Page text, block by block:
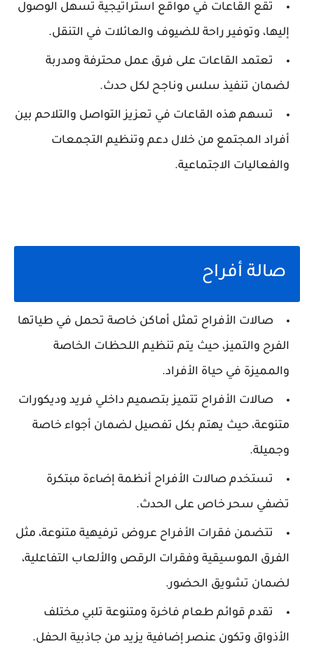
تقع القاعات في مواقع استراتيجية تسهل الوصول
إليها، وتوفير راحة للضيوف والعائلات في التنقل.
تعتمد القاعات على فرق عمل محترفة ومدربة
لضمان تنفيذ سلس وناجح لكل حدث.
تسهم هذه القاعات في تعزيز التواصل والتلاحم بين
أفراد المجتمع من خلال دعم وتنظيم التجمعات
والفعاليات الاجتماعية.
صالة أفراح
صالات الأفراح تمثل أماكن خاصة تحمل في طياتها
الفرح والتميز، حيث يتم تنظيم اللحظات الخاصة
والمميزة في حياة الأفراد.
صالات الأفراح تتميز بتصميم داخلي فريد وديكورات
متنوعة، حيث يهتم بكل تفصيل لضمان أجواء خاصة
وجميلة.
تستخدم صالات الأفراح أنظمة إضاءة مبتكرة
تضفي سحر خاص على الحدث.
تتضمن فقرات الأفراح عروض ترفيهية متنوعة، مثل
الفرق الموسيقية وفقرات الرقص والألعاب التفاعلية،
لضمان تشويق الحضور.
تقدم قوائم طعام فاخرة ومتنوعة تلبي مختلف
الأذواق وتكون عنصر إضافية يزيد من جاذبية الحفل.